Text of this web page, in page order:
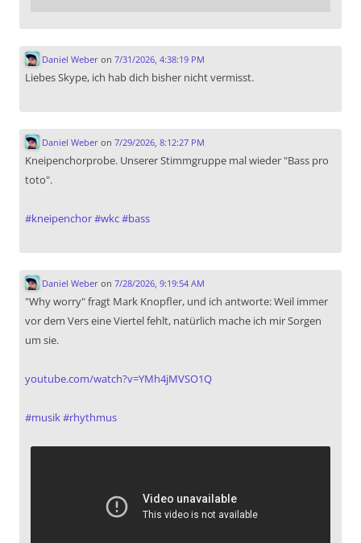
Daniel Weberon 7/31/2026, 4:38:19 PM
Liebes Skype, ich hab dich bisher nicht vermisst.
Daniel Weberon 7/29/2026, 8:12:27 PM
Kneipenchorprobe. Unserer Stimmgruppe mal wieder "Bass pro
toto".
#kneipenchor#wkc#bass
Daniel Weberon 7/28/2026, 9:19:54 AM
"Why worry" fragt Mark Knopfler, und ich antworte: Weil immer
vor dem Vers eine Viertel fehlt, natürlich mache ich mir Sorgen
um sie.
youtube.com/watch?v=YMh4jMVSO1Q
#musik#rhythmus